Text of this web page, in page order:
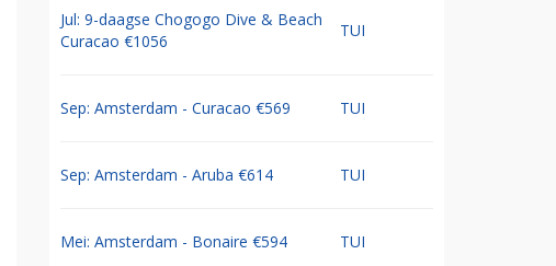
Jul: 9-daagse Chogogo Dive & Beach
Curacao €1056
TUI
Sep: Amsterdam - Curacao €569 TUI
Sep: Amsterdam - Aruba €614 TUI
Mei: Amsterdam - Bonaire €594 TUI